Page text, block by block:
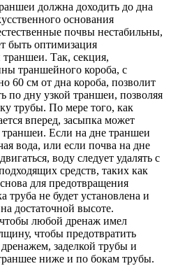
должна доходить до дна
основания
почвы нестабильны,
быть оптимизация
Так, секция,
траншейного короба, с
60 см от дна короба, позволит
по дну узкой траншеи, позволяя
трубы. По мере того, как
вперед, засыпка может
траншеи. Если на дне траншеи
вода, или если почва на дне
воду следует удалять с
средств, таких как
для предотвращения
труба не будет установлена и
достаточной высоте.
любой дренаж имел
чтобы предотвратить
заделкой трубы и
ниже и по бокам трубы.